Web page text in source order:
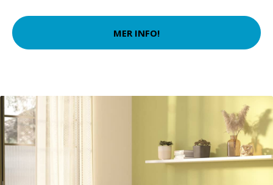
MER INFO!